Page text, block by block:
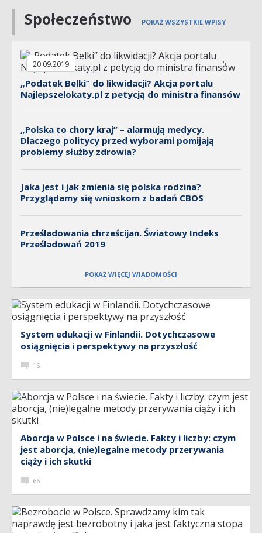
Społeczeństwo POKAŻ WSZYSTKIE WPISY
20.09.2019 5
„Podatek Belki” do likwidacji? Akcja portalu
Najlepszelokaty.pl z petycją do ministra finansów
„Polska to chory kraj” – alarmują medycy.
Dlaczego politycy przed wyborami pomijają
problemy służby zdrowia?
Jaka jest i jak zmienia się polska rodzina?
Przyglądamy się wnioskom z badań CBOS
Prześladowania chrześcijan. Światowy Indeks
Prześladowań 2019
POKAŻ WIĘCEJ WIADOMOŚCI
System edukacji w Finlandii. Dotychczasowe
osiągnięcia i perspektywy na przyszłość
16
Aborcja w Polsce i na świecie. Fakty i liczby: czym
jest aborcja, (nie)legalne metody przerywania
ciąży i ich skutki
66